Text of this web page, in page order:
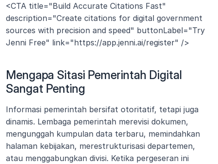
<CTA title="Build Accurate Citations Fast"
description="Create citations for digital government
sources with precision and speed" buttonLabel="Try
Jenni Free" link="https://app.jenni.ai/register" />
Mengapa Sitasi Pemerintah Digital
Sangat Penting
Informasi pemerintah bersifat otoritatif, tetapi juga
dinamis. Lembaga pemerintah merevisi dokumen,
mengunggah kumpulan data terbaru, memindahkan
halaman kebijakan, merestrukturisasi departemen,
atau menggabungkan divisi. Ketika pergeseran ini